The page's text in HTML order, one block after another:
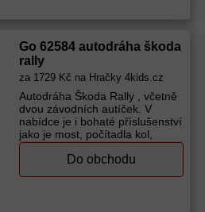
Ideální dárek pro děti od tří let,
které milují auta s reálnými
detaily. Vhodné pro děti od 3 let
Materiál: Kov Baterie: LR44,
součástí balení
Výrobce (značka):Sparkys
Go 62584 autodráha škoda
rally
za 1729 Kč na Hračky 4kids.cz
Autodráha Škoda Rally , včetně
dvou závodních autíček. V
nabídce je i bohaté příslušenství
jako je most, počítadla kol,
křižovatky, skokánek, rallye díly
nebo rozšiřující sety. Přednosti
dráhy: snadno a rychle
Do obchodu